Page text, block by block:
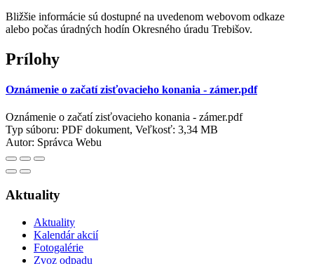
Bližšie informácie sú dostupné na uvedenom webovom odkaze
alebo počas úradných hodín Okresného úradu Trebišov.
Prílohy
Oznámenie o začatí zisťovacieho konania - zámer.pdf
Oznámenie o začatí zisťovacieho konania - zámer.pdf
Typ súboru: PDF dokument, Veľkosť: 3,34 MB
Autor: Správca Webu
Aktuality
Aktuality
Kalendár akcií
Fotogalérie
Zvoz odpadu